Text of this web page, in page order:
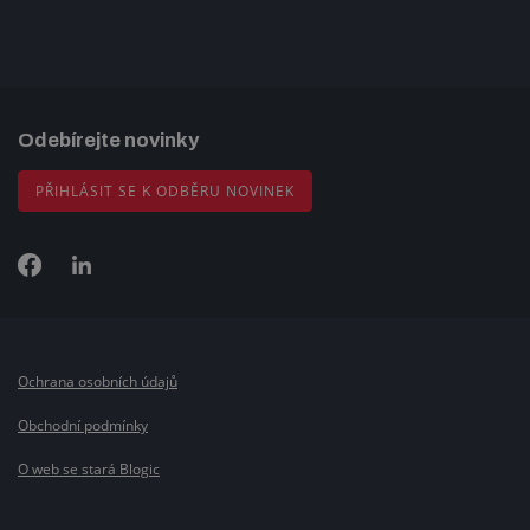
Odebírejte novinky
PŘIHLÁSIT SE K ODBĚRU NOVINEK
Ochrana osobních údajů
Obchodní podmínky
O web se stará Blogic